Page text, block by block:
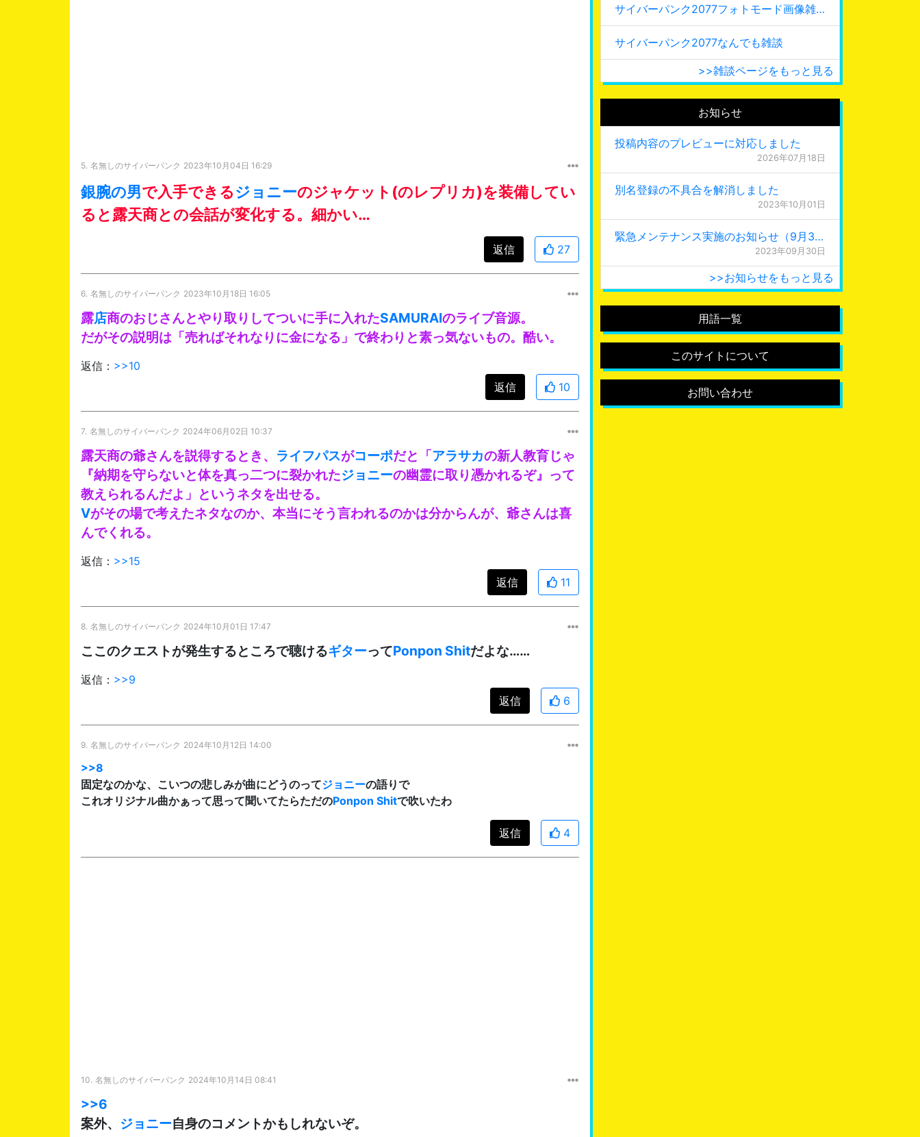
5. 名無しのサイバーパンク 2023年10月04日 16:29
銀腕の男で入手できるジョニーのジャケット(のレプリカ)を装備してい
ると露天商との会話が変化する。細かい…
返信 27
6. 名無しのサイバーパンク 2023年10月18日 16:05
露店商のおじさんとやり取りしてついに手に入れたSAMURAIのライブ音源。
だがその説明は「売ればそれなりに金になる」で終わりと素っ気ないもの。酷い。
返信： >>10
返信
10
7. 名無しのサイバーパンク 2024年06月02日 10:37
露天商の爺さんを説得するとき、 ライフパスがコーポだと「アラサカの新人教育じゃ
『納期を守らないと体を真っ二つに裂かれたジョニーの幽霊に取り憑かれるぞ』って
教えられるんだよ」というネタを出せる。
Vがその場で考えたネタなのか、本当にそう言われるのかは分からんが、爺さんは喜
んでくれる。
返信： >>15
返信
11
8. 名無しのサイバーパンク 2024年10月01日 17:47
ここのクエストが発生するところで聴けるギターってPonpon Shitだよな……
返信： >>9
返信
6
9. 名無しのサイバーパンク 2024年10月12日 14:00
>>8
固定なのかな、こいつの悲しみが曲にどうのってジョニーの語りで
これオリジナル曲かぁって思って聞いてたらただのPonpon Shitで吹いたわ
返信 4
10. 名無しのサイバーパンク 2024年10月14日 08:41
>>6
案外、 ジョニー自身のコメントかもしれないぞ。
サイバーパンク2077フォトモード画像雑談
サイバーパンク2077なんでも雑談
>>雑談ページをもっと見る
お知らせ
投稿内容のプレビューに対応しました
2026年07月18日
別名登録の不具合を解消しました
2023年10月01日
緊急メンテナンス実施のお知らせ（9月30日 0:15更新）
2023年09月30日
>>お知らせをもっと見る
用語一覧
このサイトについて
お問い合わせ